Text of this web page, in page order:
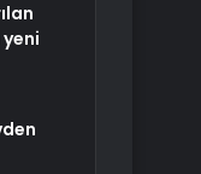
yeni